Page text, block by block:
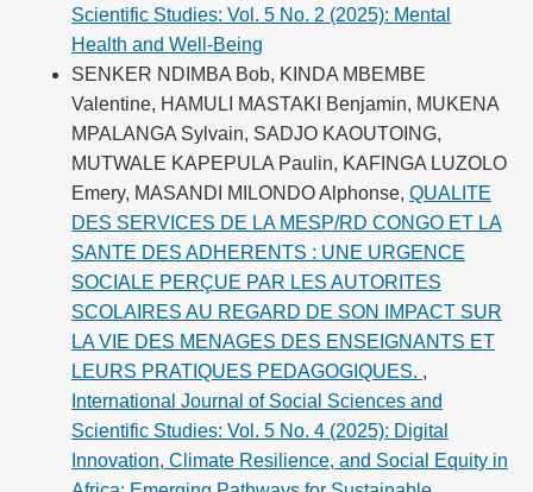
Scientific Studies: Vol. 5 No. 2 (2025): Mental
Health and Well-Being
SENKER NDIMBA Bob, KINDA MBEMBE
Valentine, HAMULI MASTAKI Benjamin, MUKENA
MPALANGA Sylvain, SADJO KAOUTOING,
MUTWALE KAPEPULA Paulin, KAFINGA LUZOLO
Emery, MASANDI MILONDO Alphonse, QUALITE
DES SERVICES DE LA MESP/RD CONGO ET LA
SANTE DES ADHERENTS : UNE URGENCE
SOCIALE PERÇUE PAR LES AUTORITES
SCOLAIRES AU REGARD DE SON IMPACT SUR
LA VIE DES MENAGES DES ENSEIGNANTS ET
LEURS PRATIQUES PEDAGOGIQUES. ,
International Journal of Social Sciences and
Scientific Studies: Vol. 5 No. 4 (2025): Digital
Innovation, Climate Resilience, and Social Equity in